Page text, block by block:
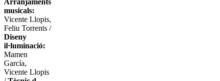
Arranjaments
musicals:
Vicente Llopis,
Feliu Torrents /
Diseny
il·luminació:
Mamen
García,
Vicente Llopis